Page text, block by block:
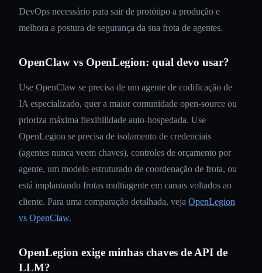
DevOps necessário para sair de protótipo a produção e
melhora a postura de segurança da sua frota de agentes.
OpenClaw vs OpenLegion: qual devo usar?
Use OpenClaw se precisa de um agente de codificação de
IA especializado, quer a maior comunidade open-source ou
prioriza máxima flexibilidade auto-hospedada. Use
OpenLegion se precisa de isolamento de credenciais
(agentes nunca veem chaves), controles de orçamento por
agente, um modelo estruturado de coordenação de frota, ou
está implantando frotas multiagente em canais voltados ao
cliente. Para uma comparação detalhada, veja OpenLegion
vs OpenClaw.
OpenLegion exige minhas chaves de API de
LLM?